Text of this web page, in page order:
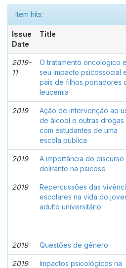
Item hits:
Issue
Date
Title
2019-
11
O tratamento oncológico e
seu impacto psicossocial
pais de filhos portadores
leucemia
2019
Ação de intervenção ao
de álcool e outras drogas
com estudantes de uma
escola pública
2019
A importância do discurso
delirante na psicose
2019
Repercussões das
escolares na vida do
adulto universitário
2019 Questões de gênero
2019
Impactos psicológicos na